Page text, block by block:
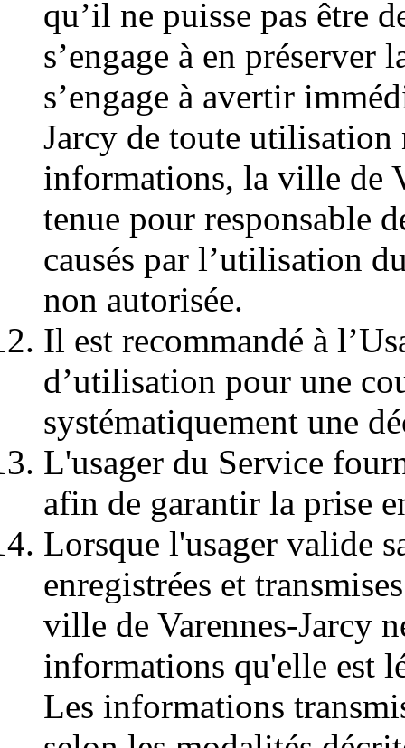
qu’il ne puisse pas être
s’engage à en préserver
s’engage à avertir
Jarcy de toute utilisation
informations, la ville de
tenue pour responsable
causés par l’utilisation
non autorisée.
Il est recommandé à
d’utilisation pour une
systématiquement une
L'usager du Service
afin de garantir la prise
Lorsque l'usager valide
enregistrées et
ville de Varennes-Jarcy
informations qu'elle est
Les informations